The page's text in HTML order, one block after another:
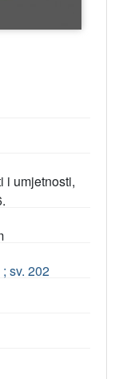
i umjetnosti,
sv. 202